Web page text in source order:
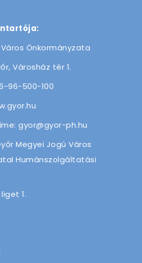
Önkormányzata
Városház tér 1.
96-500-100
gyor@gyor-ph.hu
Megyei Jogú Város
Humánszolgáltatási
1.